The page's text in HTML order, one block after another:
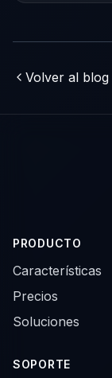
Volver al blog
PRODUCTO
Características
Precios
Soluciones
SOPORTE